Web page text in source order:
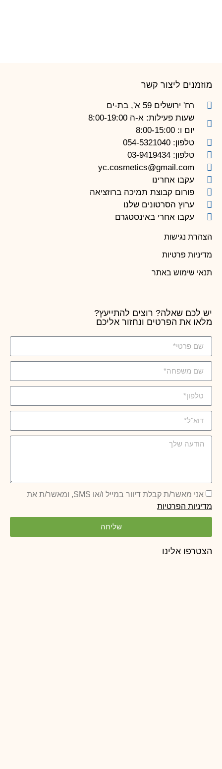
מוזמנים ליצור קשר
רח' ירושלים 59 א', בת-ים
שעות פעילות: א-ה 8:00-19:00
יום ו: 8:00-15:00
טלפון: 054-5321040
טלפון: 03-9419434
yc.cosmetics@gmail.com
עקבו אחרינו
פורום קבוצת תמיכה ברוזציאה
ערוץ הסרטונים שלנו
עקבו אחרי באינסטגרם
הצהרת נגישות
מדיניות פרטיות
תנאי שימוש באתר
יש לכם שאלה? רוצים להתייעץ?
מלאו את הפרטים ונחזור אליכם
אני מאשר/ת קבלת דיוור במייל ו/או SMS, ומאשר/ת את
מדיניות הפרטיות
שליחה
הצטרפו אלינו